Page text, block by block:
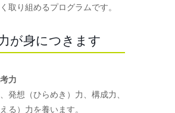
取り組めるプログラムです。
が身につきます
力
発想（ひらめき）力、構成力、
る）力を養います。